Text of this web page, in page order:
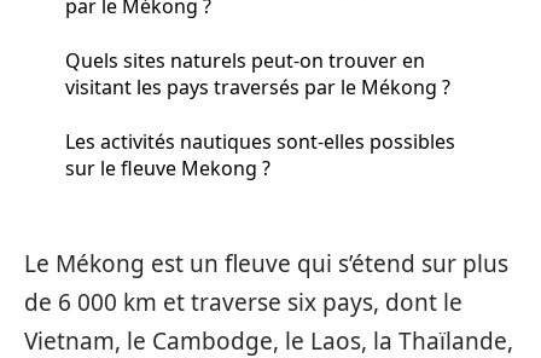
par le Mékong ?
Quels sites naturels peut-on trouver en
visitant les pays traversés par le Mékong ?
Les activités nautiques sont-elles possibles
sur le fleuve Mekong ?
Le Mékong est un fleuve qui s’étend sur plus
de 6 000 km et traverse six pays, dont le
Vietnam, le Cambodge, le Laos, la Thaïlande,